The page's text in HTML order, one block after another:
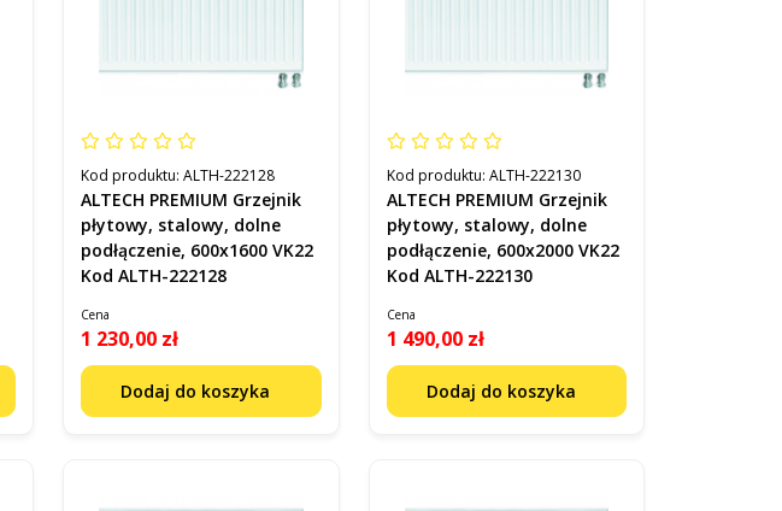
Kod produktu:ALTH-222128
ALTECH PREMIUM Grzejnik
płytowy, stalowy, dolne
podłączenie, 600x1600 VK22
Kod ALTH-222128
Cena
1 230,00 zł
Dodaj do koszyka
Kod produktu: ALTH-222130
ALTECH PREMIUM Grzejnik
płytowy, stalowy, dolne
podłączenie, 600x2000 VK22
Kod ALTH-222130
Cena
1 490,00 zł
Dodaj do koszyka